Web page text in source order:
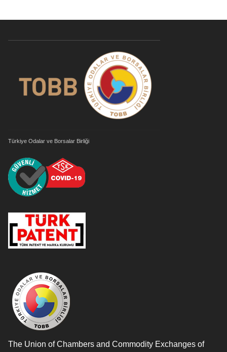
Türkiye Odalar ve Borsalar Birliği
The Union of Chambers and Commodity Exchanges of